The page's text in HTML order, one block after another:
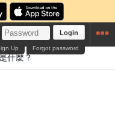
Login
Forgot password
Up
什麼？